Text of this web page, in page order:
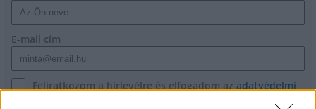
E-mail cím
Feliratkozom a hírlevélre és elfogadom azadatvédelmi